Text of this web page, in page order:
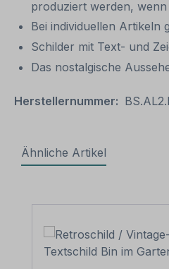
produziert werden,
Bei individuellen Artikeln
Schilder mit Text- und
Das nostalgische
Herstellernummer:
Ähnliche Artikel